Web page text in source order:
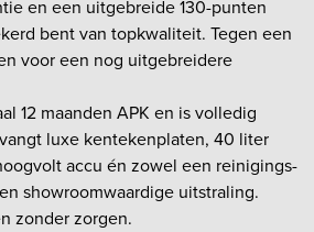
en een uitgebreide 130-punten
bent van topkwaliteit. Tegen een
voor een nog uitgebreidere
12 maanden APK en is volledig
luxe kentekenplaten, 40 liter
accu én zowel een reinigings-
showroomwaardige uitstraling.
zonder zorgen.